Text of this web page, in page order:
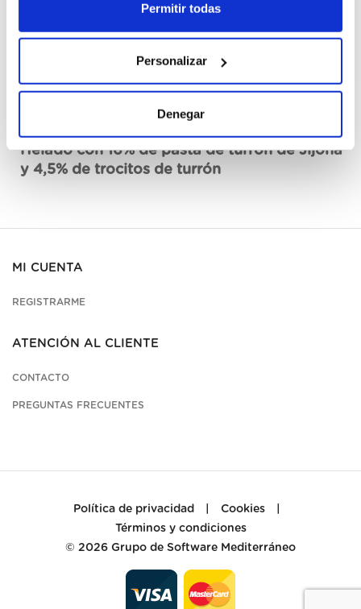
Permitir todas
Personalizar
Denegar
Ver ficha técnica
Helado con 16% de pasta de turrón de Jijona
y 4,5% de trocitos de turrón
MI CUENTA
REGISTRARME
ATENCIÓN AL CLIENTE
CONTACTO
PREGUNTAS FRECUENTES
Política de privacidad Cookies
Términos y condiciones
© 2026 Grupo de Software Mediterráneo